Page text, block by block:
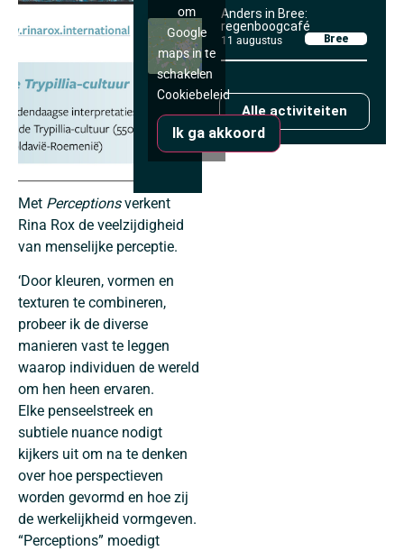
om
Google
maps in te
schakelen
Cookiebeleid
Ik ga akkoord
Met Perceptionsverkent
Rina Rox de veelzijdigheid
van menselijke perceptie.
‘Door kleuren, vormen en
texturen te combineren,
probeer ik de diverse
manieren vast te leggen
waarop individuen de wereld
om hen heen ervaren.
Elke penseelstreek en
subtiele nuance nodigt
kijkers uit om na te denken
over hoe perspectieven
worden gevormd en hoe zij
de werkelijkheid vormgeven.
“Perceptions” moedigt
Anders in Bree:
regenboogcafé
11 augustus Bree
Alle activiteiten